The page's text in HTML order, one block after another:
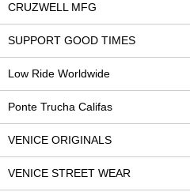
CRUZWELL MFG
SUPPORT GOOD TIMES
Low Ride Worldwide
Ponte Trucha Califas
VENICE ORIGINALS
VENICE STREET WEAR